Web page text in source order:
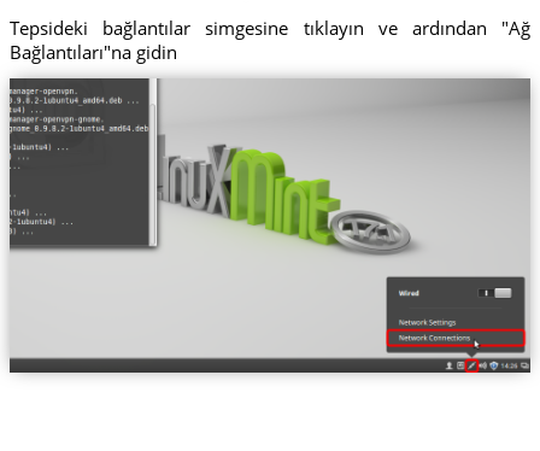
Tepsideki bağlantılar simgesine tıklayın ve ardından "Ağ
Bağlantıları"na gidin